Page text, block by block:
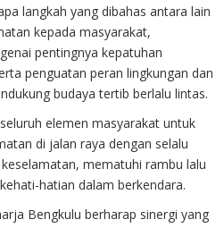
langkah yang dibahas antara lain
kepada masyarakat,
pentingnya kepatuhan
penguatan peran lingkungan dan
budaya tertib berlalu lintas.
elemen masyarakat untuk
di jalan raya dengan selalu
mematuhi rambu lalu
hatian dalam berkendara.
Bengkulu berharap sinergi yang